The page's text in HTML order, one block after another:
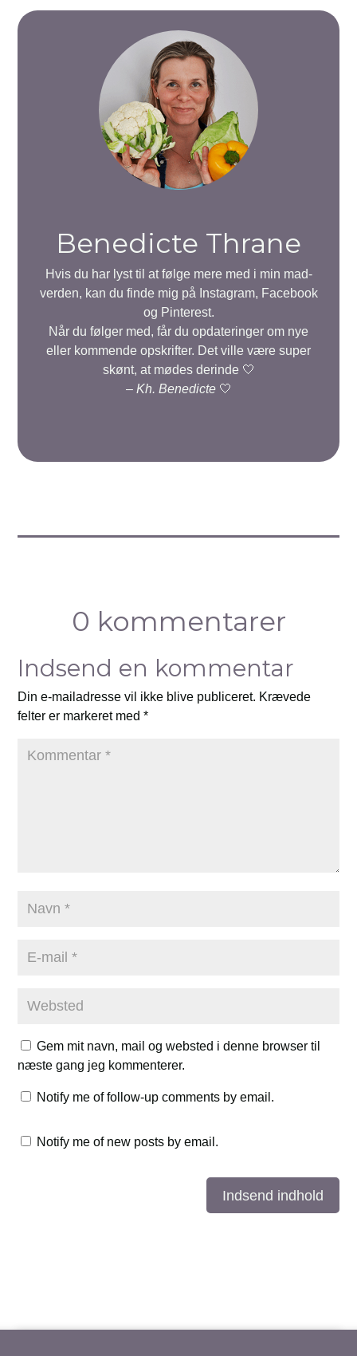
Benedicte Thrane
Hvis du har lyst til at følge mere med i min mad-
verden, kan du finde mig på Instagram, Facebook
og Pinterest.
Når du følger med, får du opdateringer om nye
eller kommende opskrifter. Det ville være super
skønt, at mødes derinde 🤍
– Kh. Benedicte🤍
0 kommentarer
Indsend en kommentar
Din e-mailadresse vil ikke blive publiceret. Krævede
felter er markeret med*
Gem mit navn, mail og websted i denne browser til
næste gang jeg kommenterer.
Notify me of follow-up comments by email.
Notify me of new posts by email.
Indsend indhold